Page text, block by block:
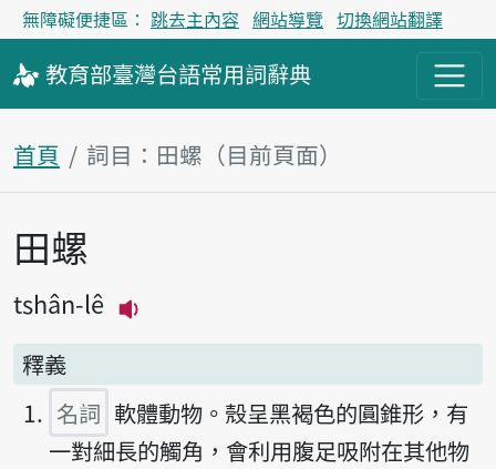
無障礙便捷區： 跳去主內容 網站導覽 切換網站翻譯
教育部臺灣台語常用詞辭典
首頁 詞目：田螺（目前頁面）
主內容區塊
田螺
tshân-lê
釋義
名詞 軟體動物。殼呈黑褐色的圓錐形，有
一對細長的觸角，會利用腹足吸附在其他物